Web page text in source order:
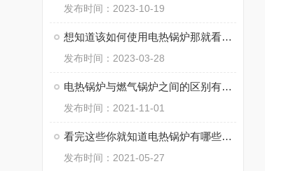
发布时间：2023-10-19
想知道该如何使用电热锅炉那就看看本篇吧
发布时间：2023-03-28
电热锅炉与燃气锅炉之间的区别有哪些你知道么
发布时间：2021-11-01
看完这些你就知道电热锅炉有哪些特点了
发布时间：2021-05-27